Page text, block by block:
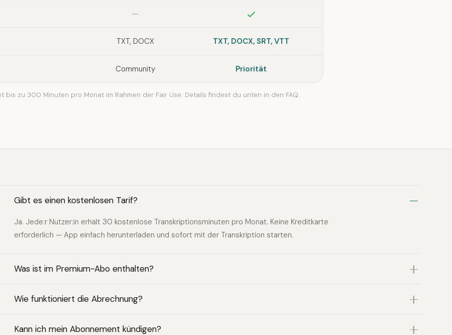
TXT, DOCX TXT, DOCX, SRT, VTT
Community Priorität
bis zu 300 Minuten pro Monat im Rahmen der Fair Use. Details findest du unten in den FAQ.
Gibt es einen kostenlosen Tarif?
Ja. Jede:r Nutzer:in erhält 30 kostenlose Transkriptionsminuten pro Monat. Keine Kreditkarte
erforderlich — App einfach herunterladen und sofort mit der Transkription starten.
Was ist im Premium-Abo enthalten?
Wie funktioniert die Abrechnung?
Kann ich mein Abonnement kündigen?